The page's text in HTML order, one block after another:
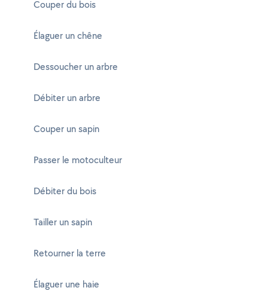
Couper du bois
Élaguer un chêne
Dessoucher un arbre
Débiter un arbre
Couper un sapin
Passer le motoculteur
Débiter du bois
Tailler un sapin
Retourner la terre
Élaguer une haie